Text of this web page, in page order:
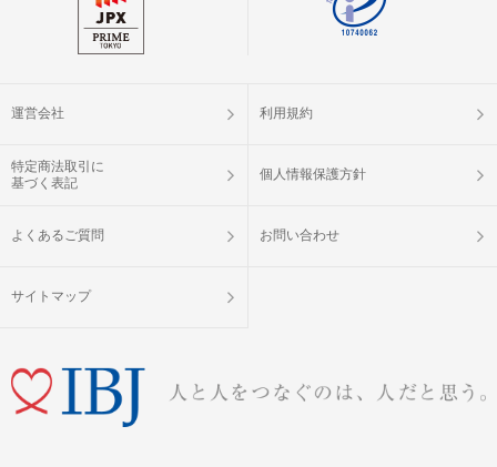
運営会社 利用規約
特定商法取引に
基づく表記
個人情報保護方針
よくあるご質問 お問い合わせ
サイトマップ